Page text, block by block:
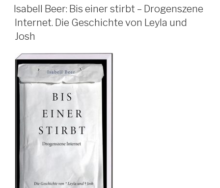
Tiere
–
Pause!
Das
große
Rätselbuch
AM
Isabell Beer: Bis einer stirbt – Drogenszene
Internet. Die Geschichte von Leyla und
Josh